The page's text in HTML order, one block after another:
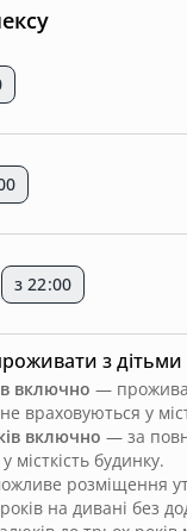
з дітьми
включно —
враховуються у
включно — за
місткість будинку.
розміщення
на дивані без
з 22:00